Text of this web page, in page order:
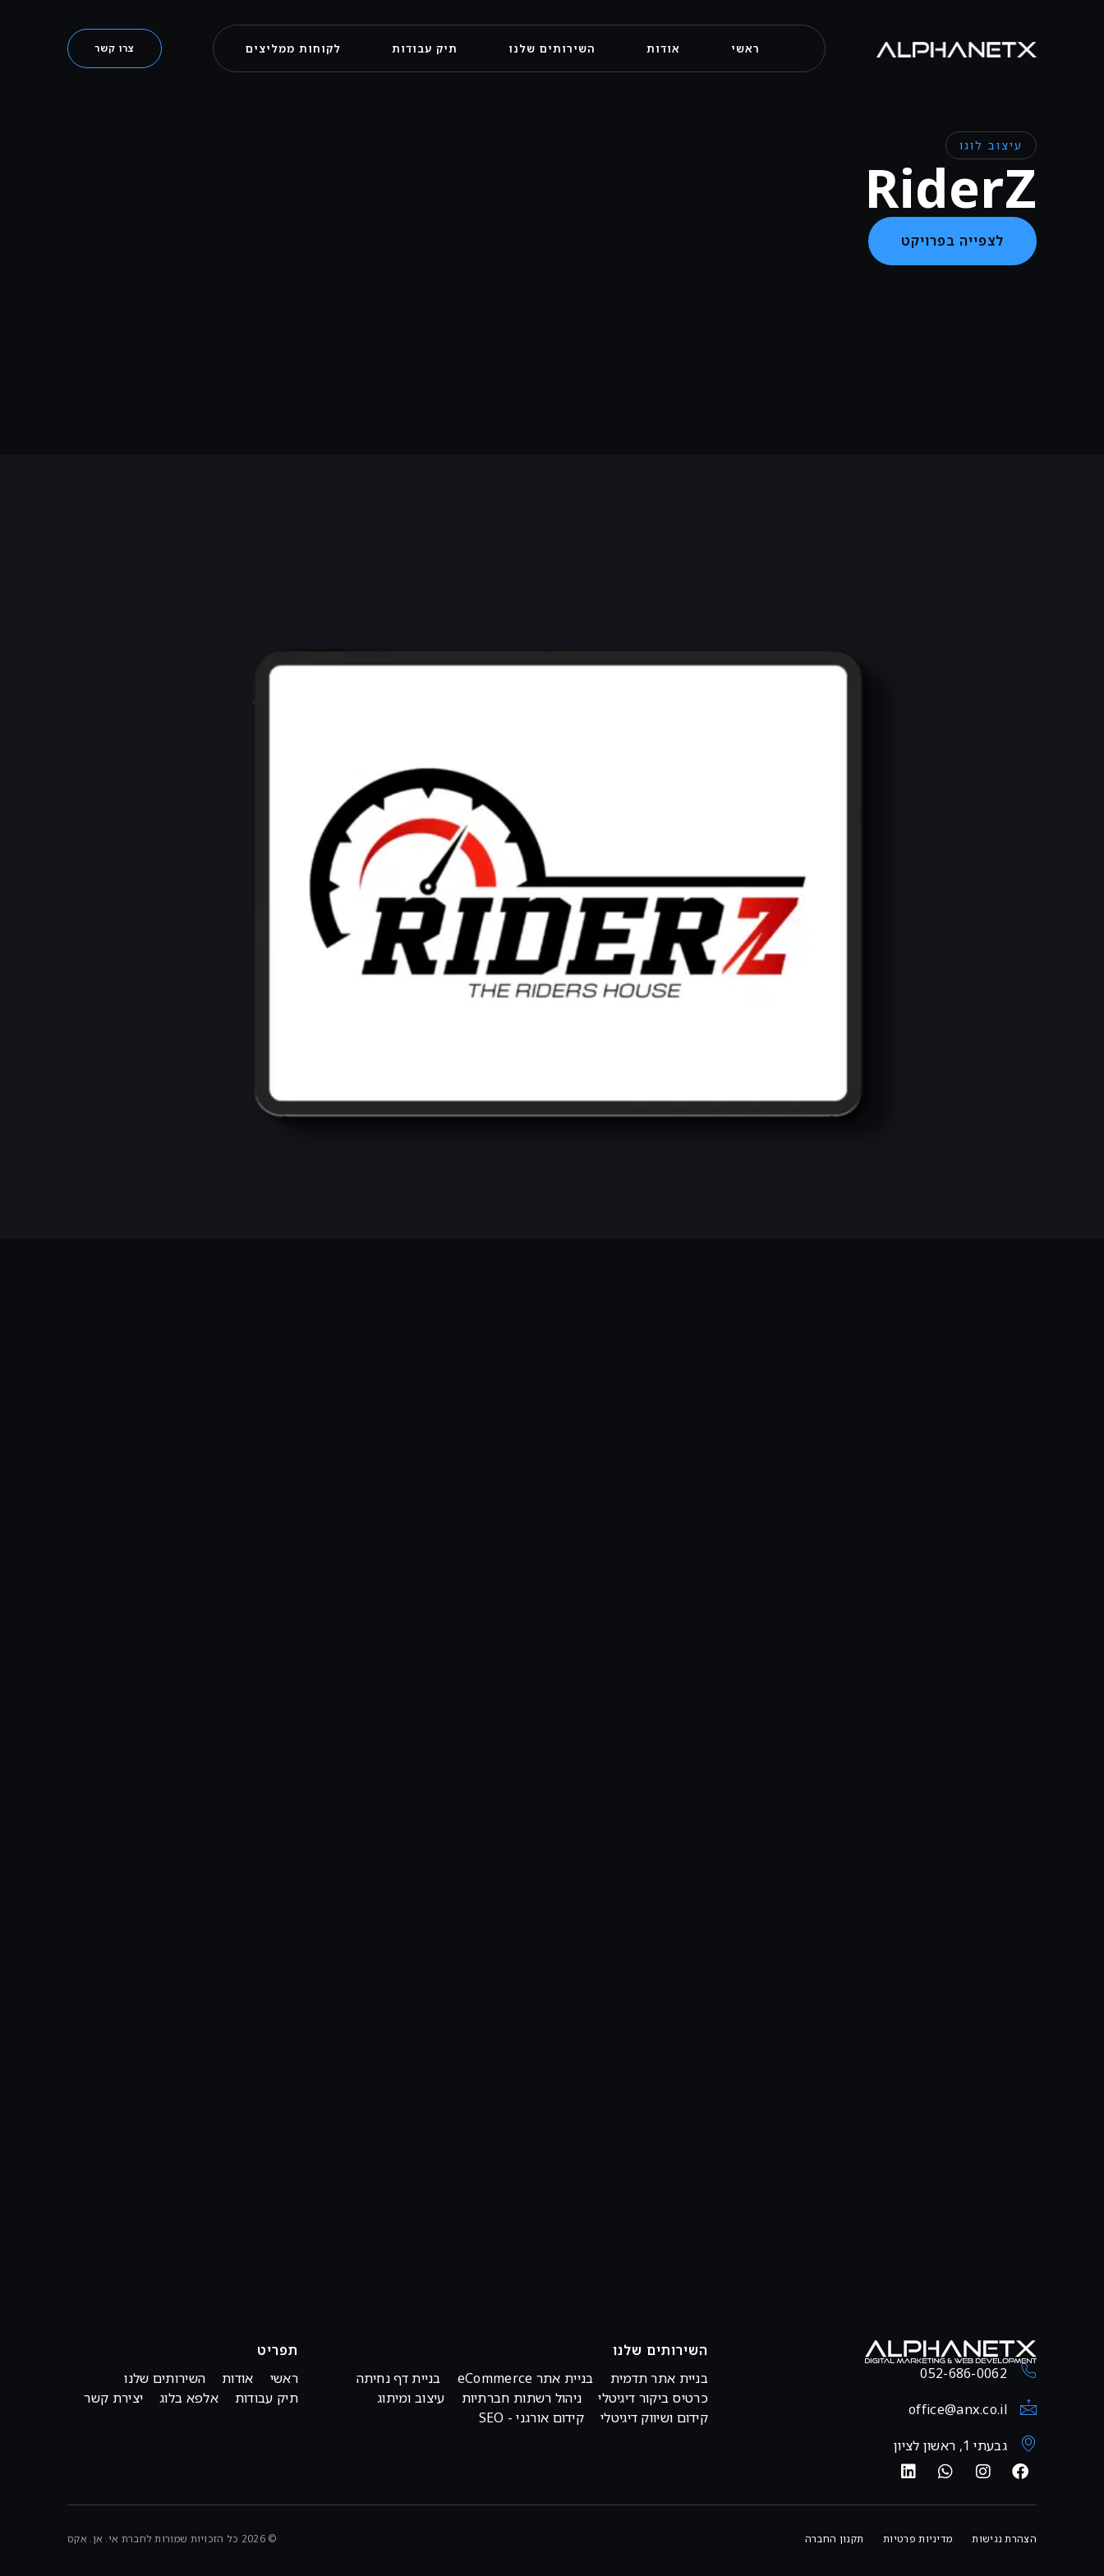
ראשי אודות השירותים שלנו תיק עבודות לקוחות ממליצים צרו קשר
עיצוב לוגו
RiderZ
לצפייה בפרויקט
052-686-0062
office@anx.co.il
גבעתי 1, ראשון לציון
השירותים שלנו
בניית אתר תדמית
בניית אתר eCommerce
בניית דף נחיתה
כרטיס ביקור דיגיטלי
ניהול רשתות חברתיות
עיצוב ומיתוג
קידום ושיווק דיגיטלי
קידום אורגני - SEO
תפריט
ראשי
אודות
השירותים שלנו
תיק עבודות
אלפא בלוג יצירת קשר
הצהרת נגישות מדיניות פרטיות תקנון החברה © 2026 כל הזכויות שמורות לחברת אי. אן. אקס